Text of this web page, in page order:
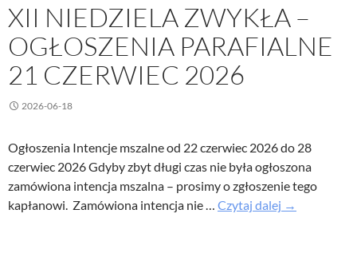
XII NIEDZIELA ZWYKŁA –
OGŁOSZENIA PARAFIALNE
21 CZERWIEC 2026
2026-06-18
Ogłoszenia Intencje mszalne od 22 czerwiec 2026 do 28
czerwiec 2026 Gdyby zbyt długi czas nie była ogłoszona
zamówiona intencja mszalna – prosimy o zgłoszenie tego
kapłanowi. Zamówiona intencja nie … Czytaj dalej XII
→